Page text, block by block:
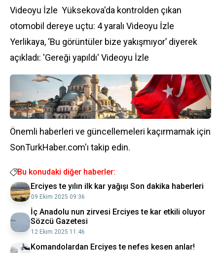
Videoyu İzle Yüksekova'da kontrolden çıkan
otomobil dereye uçtu: 4 yaralı Videoyu İzle
Yerlikaya, ‘Bu görüntüler bize yakışmıyor’ diyerek
açıkladı: 'Gereği yapıldı' Videoyu İzle
Önemli haberleri ve güncellemeleri kaçırmamak için
SonTurkHaber.com'ı takip edin.
Bu konudaki diğer haberler:
Erciyes te yılın ilk kar yağışı Son dakika haberleri
09 Ekim 2025 09:36
İç Anadolu nun zirvesi Erciyes te kar etkili oluyor
Sözcü Gazetesi
12 Ekim 2025 11:46
Komandolardan Erciyes te nefes kesen anlar!